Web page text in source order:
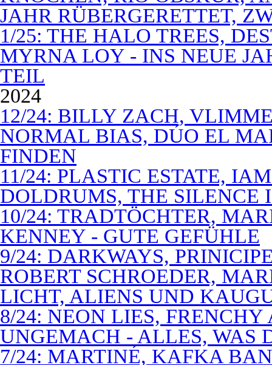
JAHR RÜBERGERETTET,
1/25: THE HALO TREES,
MYRNA LOY - INS NEUE
TEIL
2024
12/24: BILLY ZACH,
NORMAL BIAS, DÚO EL
FINDEN
11/24: PLASTIC ESTATE,
DOLDRUMS, THE SILENCE
10/24: TRADTÖCHTER,
KENNEY - GUTE GEFÜHLE
9/24: DARKWAYS,
ROBERT SCHROEDER,
LICHT, ALIENS UND
8/24: NEON LIES,
UNGEMACH - ALLES, WAS
7/24: MARTINÉ, KAFKA